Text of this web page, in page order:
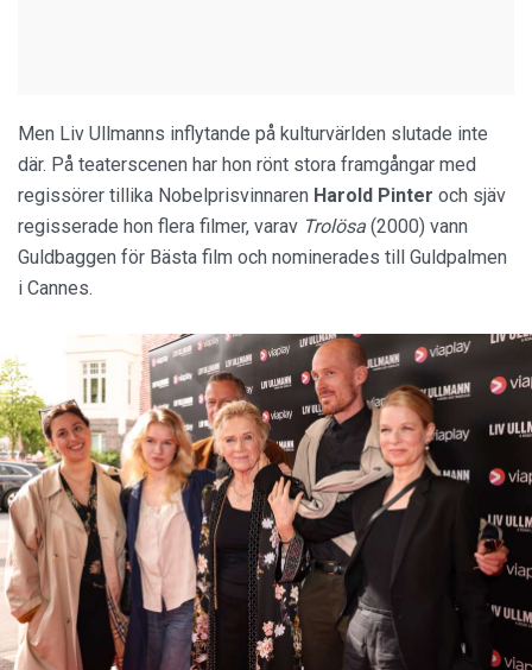
Men Liv Ullmanns inflytande på kulturvärlden slutade inte
där. På teaterscenen har hon rönt stora framgångar med
regissörer tillika Nobelprisvinnaren Harold Pinter och sjäv
regisserade hon flera filmer, varav Trolösa (2000) vann
Guldbaggen för Bästa film och nominerades till Guldpalmen
i Cannes.